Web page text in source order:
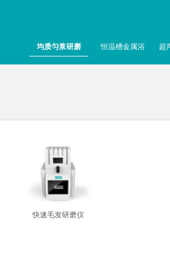
均质匀浆研磨 恒温槽金属浴 超
快速毛发研磨仪